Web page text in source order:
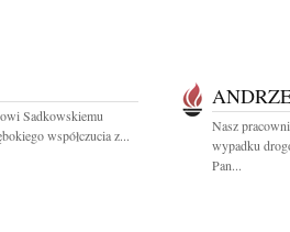
Sadkowskiemu
współczucia z...
Nasz
wypadku
Pan...